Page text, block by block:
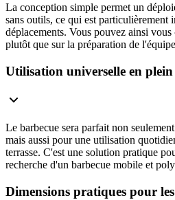
La conception simple permet un
sans outils, ce qui est particulièrement
déplacements. Vous pouvez ainsi
plutôt que sur la préparation de
Utilisation universelle en
Le barbecue sera parfait non
mais aussi pour une utilisation
terrasse. C'est une solution pratique
recherche d'un barbecue mobile et
Dimensions pratiques pour